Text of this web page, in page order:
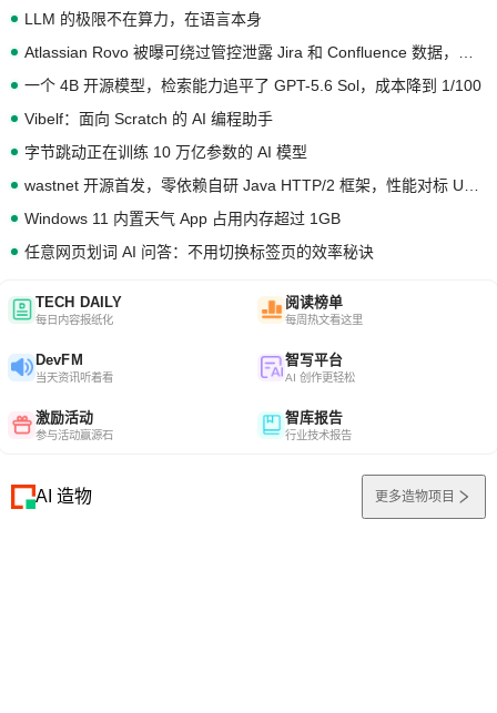
LLM 的极限不在算力，在语言本身
一个 4B 开源模型，检索能力追平了 GPT-5.6 Sol，成本降到 1/100
Vibelf：面向 Scratch 的 AI 编程助手
字节跳动正在训练 10 万亿参数的 AI 模型
Windows 11 内置天气 App 占用内存超过 1GB
任意网页划词 AI 问答：不用切换标签页的效率秘诀
TECH DAILY
每日内容报纸化
阅读榜单
每周热文看这里
DevFM
当天资讯听着看
智写平台
AI 创作更轻松
激励活动
参与活动赢源石
智库报告
行业技术报告
AI 造物 更多造物项目